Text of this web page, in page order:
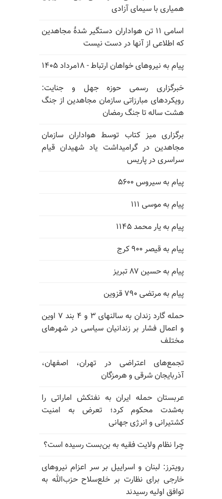
همیاری با سیمای آزادی
اسامی ۱۱ تن هواداران دستگیر شدهٔ مجاهدین
که اطلاعی از آنها در دست نیست
پیام به نیروهای خواهان ارتباط - ۱۸مرداد ۱۴۰۵
خبرگزاری رسمی حوزه جهل و جنایت:
رویکردهای مبارزاتی سازمان مجاهدین از جنگ
هشت ساله تا جنگ رمضان
برگزاری میز کتاب توسط هواداران سازمان
مجاهدین در گرامیداشت یاد شهیدان قیام
سراسری در پاریس
پیام به سیروس ۵۶۰۰
پیام به موسی ۱۱۱
پیام به یار محمد ۱۱۴۵
پیام به قیصر ۹۰۰ کرج
پیام به حسین ۸۷ تبریز
پیام به مرتضی ۷۹۰ قزوین
حمله گارد زندان به سالنهای ۳ و ۴ بند ۷ اوین
و اعمال فشار بر زندانیان سیاسی در شهرهای
مختلف
تجمع‌های اعتراضی در تهران، اصفهان،
آذربایجان شرقی و هرمزگان
عربستان حمله ایران به نفتکش اماراتی را
به‌شدت محکوم کرد؛ تعرض به امنیت
کشتیرانی و انرژی جهانی
چرا نظام ولایت فقیه به بن‌بست رسیده است؟
رویترز: لبنان و اسراییل بر سر اعزام نیروهای
خارجی برای نظارت بر خلع‌سلاح حزب‌الله به
توافق اولیه رسیدند